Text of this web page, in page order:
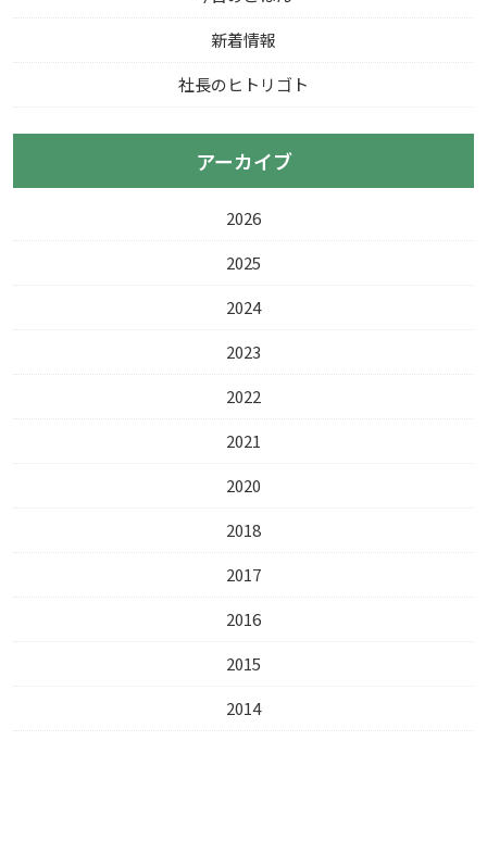
新着情報
社長のヒトリゴト
アーカイブ
2026
2025
2024
2023
2022
2021
2020
2018
2017
2016
2015
2014